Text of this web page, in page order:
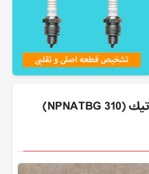
مادهBG310-گيربكس اتوماتيك (NPNATBG 310)